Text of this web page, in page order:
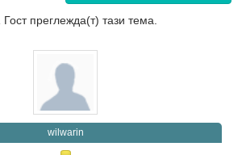
преглежда(т) тази тема.
wilwarin